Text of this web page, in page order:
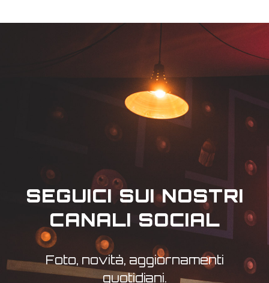
SEGUICI SUI NOSTRI
CANALI SOCIAL
Foto, novità, aggiornamenti
quotidiani.